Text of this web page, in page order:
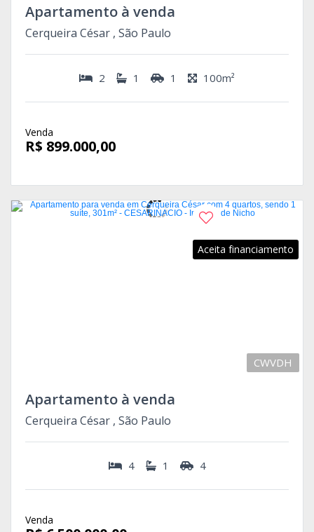
Apartamento à venda
Cerqueira César , São Paulo
2 1 1 100m²
Venda
R$ 899.000,00
Aceita financiamento
CWVDH
Apartamento à venda
Cerqueira César , São Paulo
4 1 4
Venda